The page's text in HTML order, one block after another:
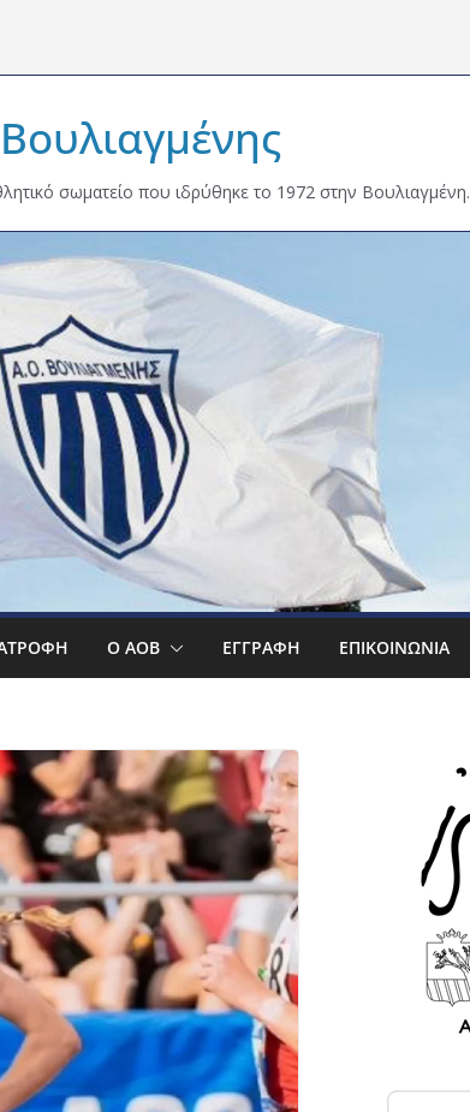
σωματείο που ιδρύθηκε το 1972 στην Βουλιαγμένη.
Ο ΑΟΒ ΕΓΓΡΑΦΉ ΕΠΙΚΟΙΝΩΝΊΑ